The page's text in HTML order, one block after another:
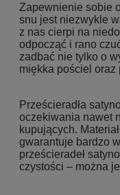
Zapewnienie sobie
snu jest niezwykle
z nas cierpi na
odpocząć i rano
zadbać nie tylko o
miękka pościel oraz
Prześcieradła
oczekiwania nawet
kupujących.
gwarantuje bardzo
prześcieradeł
czystości – można